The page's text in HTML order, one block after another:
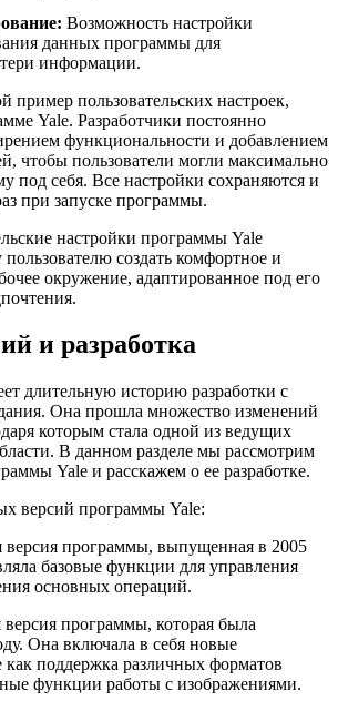
Возможность настройки
данных программы для
информации.
пример пользовательских настроек,
Yale. Разработчики постоянно
функциональности и добавлением
чтобы пользователи могли максимально
под себя. Все настройки сохраняются и
при запуске программы.
настройки программы Yale
создать комфортное и
окружение, адаптированное под его
и разработка
длительную историю разработки с
Она прошла множество изменений
которым стала одной из ведущих
В данном разделе мы рассмотрим
Yale и расскажем о ее разработке.
версий программы Yale:
версия программы, выпущенная в 2005
базовые функции для управления
основных операций.
программы, которая была
Она включала в себя новые
как поддержка различных форматов
функции работы с изображениями.